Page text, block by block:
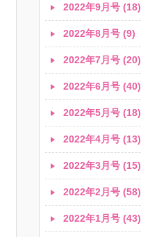
2022年9月号 (18)
2022年8月号 (9)
2022年7月号 (20)
2022年6月号 (40)
2022年5月号 (18)
2022年4月号 (13)
2022年3月号 (15)
2022年2月号 (58)
2022年1月号 (43)